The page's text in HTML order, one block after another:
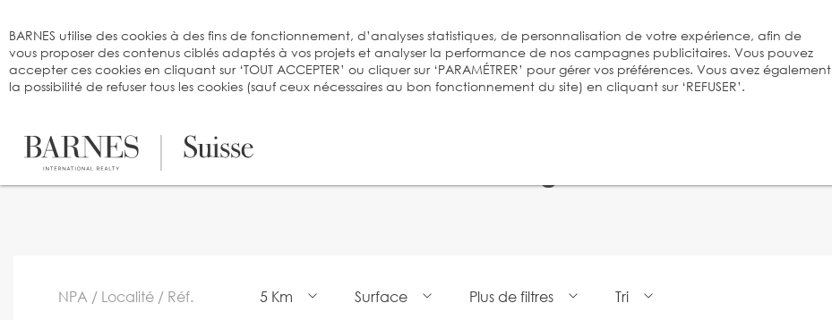
Rechercher un bien à vendre dans nos agences BARNES Suisse
5 Km Surface Plus de filtres Tri
BARNES utilise des cookies à des fins de fonctionnement, d’analyses statistiques, de personnalisation de votre expérience, afin de
vous proposer des contenus ciblés adaptés à vos projets et analyser la performance de nos campagnes publicitaires. Vous pouvez
accepter ces cookies en cliquant sur ‘TOUT ACCEPTER’ ou cliquer sur ‘PARAMÉTRER’ pour gérer vos préférences. Vous avez également
la possibilité de refuser tous les cookies (sauf ceux nécessaires au bon fonctionnement du site) en cliquant sur ‘REFUSER’.